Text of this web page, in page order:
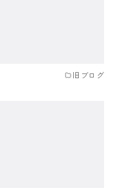
旧ブログ